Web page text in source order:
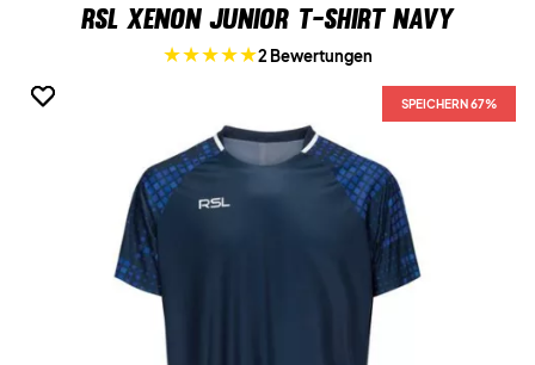
RSL Xenon Junior T-shirt Navy
2 Bewertungen
SPEICHERN 67%
SPEICHERN 67%